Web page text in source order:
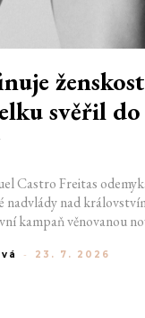
svěřil
Castro Freitas
nadvlády nad
kampaň věnovanou
Umně mísí výrazy
- 23. 7. 2026